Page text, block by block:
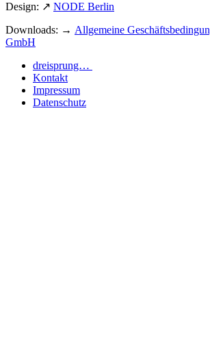
Design: ↗ NODE Berlin
Downloads: → Allgemeine
GmbH
dreisprung…
Kontakt
Impressum
Datenschutz